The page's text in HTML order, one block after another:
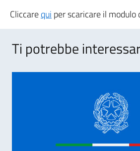
Cliccarequi per scaricare il modulo
Ti potrebbe